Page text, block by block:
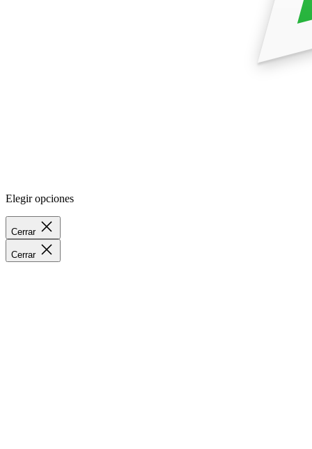
Elegir opciones
Cerrar
Cerrar